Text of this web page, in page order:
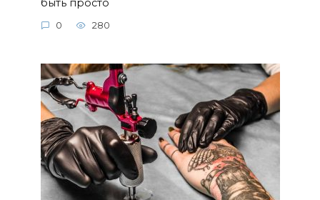
быть просто
0 280